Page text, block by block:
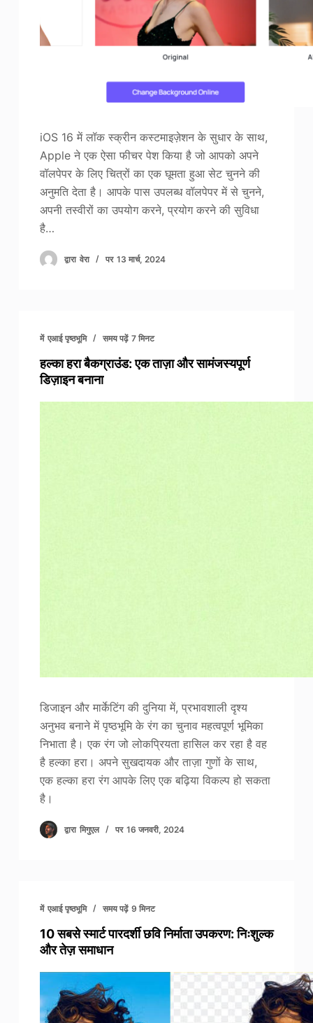
छवि पुनः कॉपीराइट
iOS 16 में लॉक स्क्रीन कस्टमाइज़ेशन के सुधार के साथ,
Apple ने एक ऐसा फीचर पेश किया है जो आपको अपने
वॉलपेपर के लिए चित्रों का एक घूमता हुआ सेट चुनने की
अनुमति देता है। आपके पास उपलब्ध वॉलपेपर में से चुनने,
अपनी तस्वीरों का उपयोग करने, प्रयोग करने की सुविधा
है…
द्वारा वेरा पर 13 मार्च, 2024
में एआई पृष्ठभूमि समय पढ़ें 7 मिनट
हल्का हरा बैकग्राउंड: एक ताज़ा और सामंजस्यपूर्ण
डिज़ाइन बनाना
डिजाइन और मार्केटिंग की दुनिया में, प्रभावशाली दृश्य
अनुभव बनाने में पृष्ठभूमि के रंग का चुनाव महत्वपूर्ण भूमिका
निभाता है। एक रंग जो लोकप्रियता हासिल कर रहा है वह
है हल्का हरा। अपने सुखदायक और ताज़ा गुणों के साथ,
एक हल्का हरा रंग आपके लिए एक बढ़िया विकल्प हो सकता
है।
द्वारा मिगुएल पर 16 जनवरी, 2024
में एआई पृष्ठभूमि समय पढ़ें 9 मिनट
10 सबसे स्मार्ट पारदर्शी छवि निर्माता उपकरण: निःशुल्क
और तेज़ समाधान